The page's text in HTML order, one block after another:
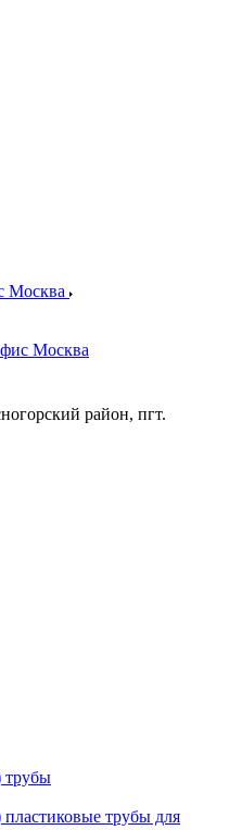
Москва
Москва
район, пгт.
трубы
трубы для